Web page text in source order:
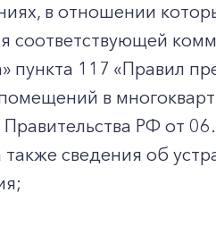
в отношении
соответствующей
117 «Правил
в
РФ от
сведения об